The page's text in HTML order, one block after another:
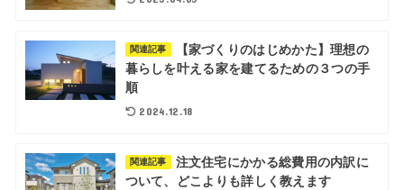
関連記事
【家づくりのはじめかた】理想の
暮らしを叶える家を建てるための３つの手
順
2024.12.18
関連記事
注文住宅にかかる総費用の内訳に
ついて、どこよりも詳しく教えます